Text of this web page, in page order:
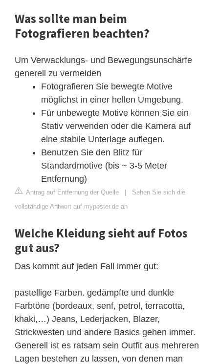
Was sollte man beim
Fotografieren beachten?
Um Verwacklungs- und Bewegungsunschärfe
generell zu vermeiden
Fotografieren Sie bewegte Motive
möglichst in einer hellen Umgebung.
Für unbewegte Motive können Sie ein
Stativ verwenden oder die Kamera auf
eine stabile Unterlage auflegen.
Benutzen Sie den Blitz für
Standardmotive (bis ~ 3-5 Meter
Entfernung)
Antrag auf Entfernung der Quelle | Sehen Sie sich die
vollständige Antwort auf myposter.de an
Welche Kleidung sieht auf Fotos
gut aus?
Das kommt auf jeden Fall immer gut:
pastellige Farben. gedämpfte und dunkle
Farbtöne (bordeaux, senf, petrol, terracotta,
khaki,…) Jeans, Lederjacken, Blazer,
Strickwesten und andere Basics gehen immer.
Generell ist es ratsam sein Outfit aus mehreren
Lagen bestehen zu lassen, von denen man